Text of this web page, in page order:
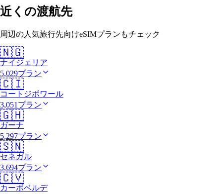
近くの渡航先
周辺の人気旅行先向けeSIMプランもチェック
🇳🇬
ナイジェリア
5,029プラン
🇨🇮
コートジボワール
3,051プラン
🇬🇭
ガーナ
5,297プラン
🇸🇳
セネガル
3,694プラン
🇨🇻
カーボベルデ